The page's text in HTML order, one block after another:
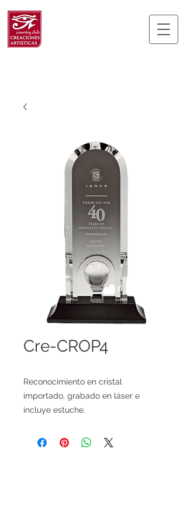
Cre-CROP4
Reconocimiento en cristal
importado, grabado en láser e
incluye estuche.